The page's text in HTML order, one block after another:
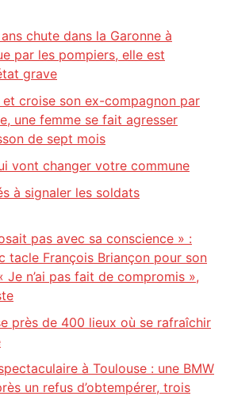
chute dans la Garonne à
par les pompiers, elle est
grave
croise son ex-compagnon par
une femme se fait agresser
de sept mois
vont changer votre commune
à signaler les soldats
pas avec sa conscience » :
tacle François Briançon pour son
Je n’ai pas fait de compromis »,
près de 400 lieux où se rafraîchir
à Toulouse : une BMW
un refus d’obtempérer, trois